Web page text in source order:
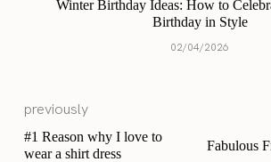
Winter Birthday Ideas: How to
Birthday in Style
02/04/2026
previously
#1 Reason why I love to
wear a shirt dress
Fabulous